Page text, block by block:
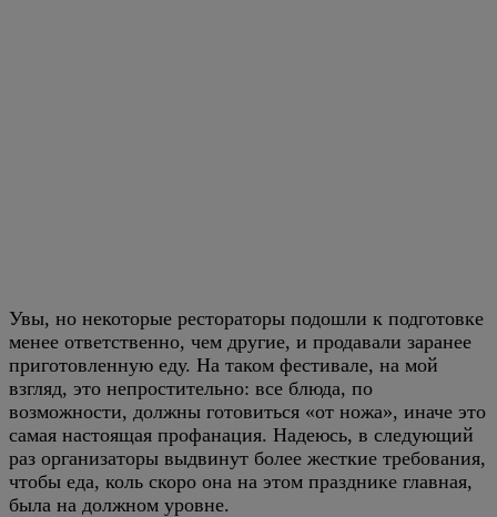
Увы, но некоторые рестораторы подошли к подготовке
менее ответственно, чем другие, и продавали заранее
приготовленную еду. На таком фестивале, на мой
взгляд, это непростительно: все блюда, по
возможности, должны готовиться «от ножа», иначе это
самая настоящая профанация. Надеюсь, в следующий
раз организаторы выдвинут более жесткие требования,
чтобы еда, коль скоро она на этом празднике главная,
была на должном уровне.